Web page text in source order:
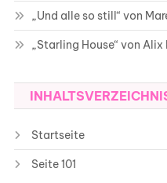
„Und alle so still“ von
„Starling House“ von Alix
Startseite
Seite 101